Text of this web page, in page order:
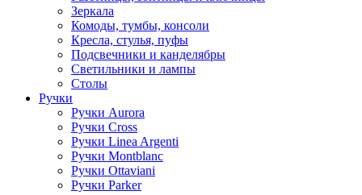
Зеркала
Комоды, тумбы, консоли
Кресла, стулья, пуфы
Подсвечники и канделябры
Светильники и лампы
Столы
Ручки
Ручки Aurora
Ручки Cross
Ручки Linea Argenti
Ручки Montblanc
Ручки Ottaviani
Ручки Parker